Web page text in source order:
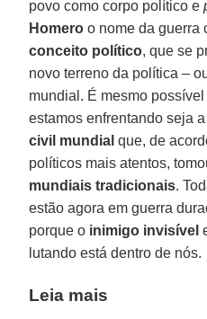
povo como corpo político e
Homero o nome da guerra
conceito político, que se
novo terreno da política –
mundial. É mesmo
estamos enfrentando seja
civil mundial que, de
políticos mais atentos,
mundiais tradicionais.
estão agora em guerra
porque o inimigo invisível
lutando está dentro de nós.
Leia mais